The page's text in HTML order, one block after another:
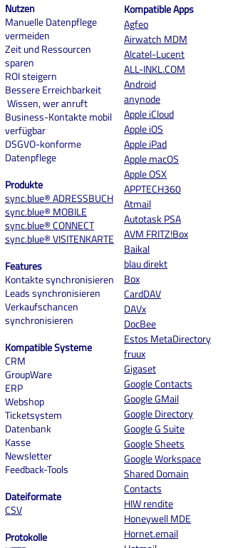
Nutzen
Manuelle Datenpflege
vermeiden
Zeit und Ressourcen
sparen
ROI steigern
Bessere Erreichbarkeit
Wissen, wer anruft
Business-Kontakte mobil
verfügbar
DSGVO-konforme
Datenpflege
Produkte
sync.blue® ADRESSBUCH
sync.blue® MOBILE
sync.blue® CONNECT
sync.blue® VISITENKARTE
Features
Kontakte synchronisieren
Leads synchronisieren
Verkaufschancen
synchronisieren
Kompatible Systeme
CRM
GroupWare
ERP
Webshop
Ticketsystem
Datenbank
Kasse
Newsletter
Feedback-Tools
Dateiformate
CSV
Protokolle
Kompatible Apps
Agfeo
Airwatch MDM
Alcatel-Lucent
ALL-INKL.COM
Android
anynode
Apple iCloud
Apple iOS
Apple iPad
Apple macOS
Apple OSX
APPTECH360
Atmail
Autotask PSA
AVM FRITZ!Box
Baikal
blau direkt
Box
CardDAV
DAVx
DocBee
Estos MetaDirectory
fruux
Gigaset
Google Contacts
Google GMail
Google Directory
Google G Suite
Google Sheets
Google Workspace
Shared Domain
Contacts
HIW rendite
Honeywell MDE
Hornet.email